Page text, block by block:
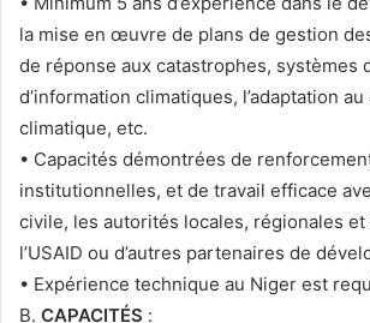
la mise en œuvre de plans de gestion
de réponse aux catastrophes, systèmes
d’information climatiques, l’adaptation
climatique, etc.
• Capacités démontrées de
institutionnelles, et de travail efficace
civile, les autorités locales, régionales
l’USAID ou d’autres partenaires de
• Expérience technique au Niger est
B. CAPACITÉS :